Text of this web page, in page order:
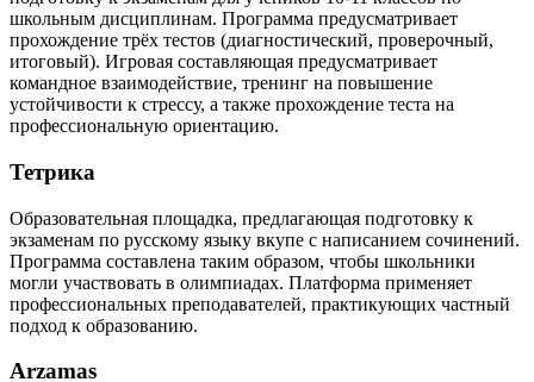
школьным дисциплинам. Программа предусматривает
прохождение трёх тестов (диагностический, проверочный,
итоговый). Игровая составляющая предусматривает
командное взаимодействие, тренинг на повышение
устойчивости к стрессу, а также прохождение теста на
профессиональную ориентацию.
Тетрика
Образовательная площадка, предлагающая подготовку к
экзаменам по русскому языку вкупе с написанием сочинений.
Программа составлена таким образом, чтобы школьники
могли участвовать в олимпиадах. Платформа применяет
профессиональных преподавателей, практикующих частный
подход к образованию.
Arzamas